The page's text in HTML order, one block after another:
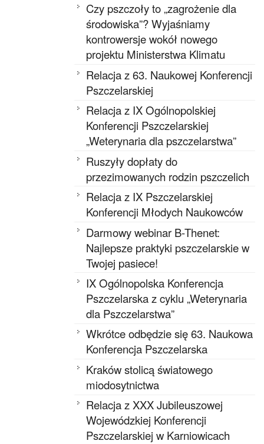
Czy pszczoły to „zagrożenie dla
środowiska”? Wyjaśniamy
kontrowersje wokół nowego
projektu Ministerstwa Klimatu
Relacja z 63. Naukowej Konferencji
Pszczelarskiej
Relacja z IX Ogólnopolskiej
Konferencji Pszczelarskiej
„Weterynaria dla pszczelarstwa”
Ruszyły dopłaty do
przezimowanych rodzin pszczelich
Relacja z IX Pszczelarskiej
Konferencji Młodych Naukowców
Darmowy webinar B-Thenet:
Najlepsze praktyki pszczelarskie w
Twojej pasiece!
IX Ogólnopolska Konferencja
Pszczelarska z cyklu „Weterynaria
dla Pszczelarstwa”
Wkrótce odbędzie się 63. Naukowa
Konferencja Pszczelarska
Kraków stolicą światowego
miodosytnictwa
Relacja z XXX Jubileuszowej
Wojewódzkiej Konferencji
Pszczelarskiej w Karniowicach